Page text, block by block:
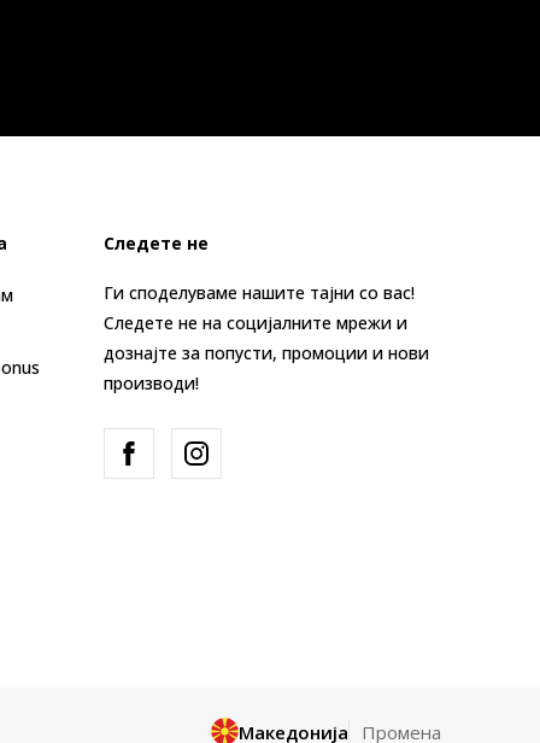
Следете не
Ги споделуваме нашите тајни со вас!
Следете не на социјалните мрежи и
дознајте за попусти, промоции и нови
производи!
Македонија Промена